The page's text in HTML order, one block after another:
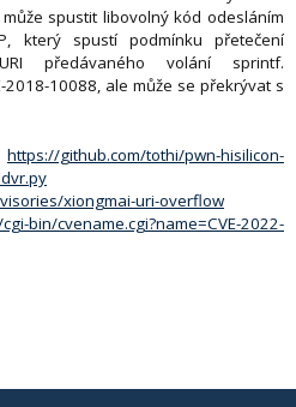
spustit libovolný kód odesláním
který spustí podmínku přetečení
předávaného volání sprintf.
2018-10088, ale může se překrývat s
https://github.com/tothi/pwn-hisilicon-
xiongmai-uri-overflow
bin/cvename.cgi?name=CVE-2022-